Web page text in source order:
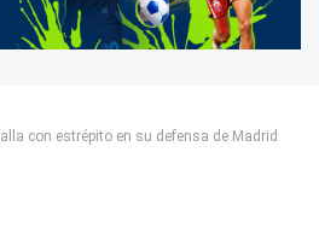
con estrépito en su defensa de Madrid